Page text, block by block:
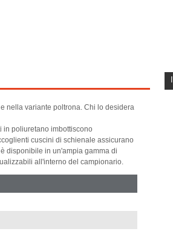
nella variante poltrona. Chi lo desidera
in poliuretano imbottiscono
cuscini di schienale assicurano
disponibile in un'ampia gamma di
all'interno del campionario.